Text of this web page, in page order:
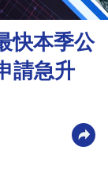
快本季公
請急升